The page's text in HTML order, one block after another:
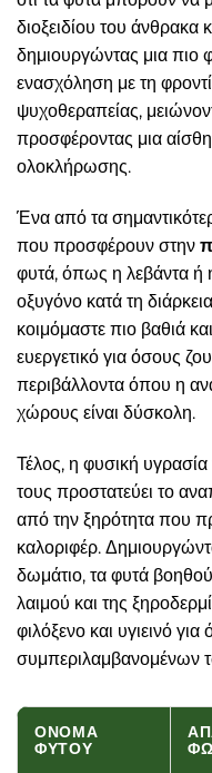
διοξειδίου του άνθρακα
δημιουργώντας μια πιο
ενασχόληση με τη
ψυχοθεραπείας,
προσφέροντας μια
ολοκλήρωσης.
Ένα από τα
που προσφέρουν στην
φυτά, όπως η λεβάντα ή
οξυγόνο κατά τη
κοιμόμαστε πιο βαθιά
ευεργετικό για όσους
περιβάλλοντα όπου η
χώρους είναι δύσκολη.
Τέλος, η φυσική
τους προστατεύει το
από την ξηρότητα που
καλοριφέρ.
δωμάτιο, τα φυτά
λαιμού και της
φιλόξενο και υγιεινό για
συμπεριλαμβανομένων
ΌΝΟΜΑ
ΦΥΤΟΎ